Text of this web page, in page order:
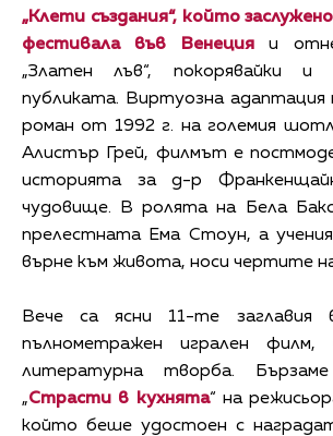
„Клети създания“, който
фестивала във Венецияи
„Златен лъв“, покорявайки и
публиката. Виртуозна адаптация
роман от 1992 г. на големия
Алистър Грей, филмът е
историята за д-р
чудовище. В ролята на Бела
прелестната Ема Стоун, а
върне към живота, носи чертите
Вече са ясни 11-те заглавия
пълнометражен игрален филм,
литературна творба.
„Страсти в кухнята“ на
който беше удостоен с